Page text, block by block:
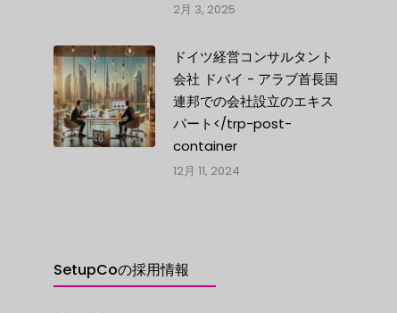
2月 3, 2025
ドイツ経営コンサルタント
会社 ドバイ - アラブ首長国
連邦での会社設立のエキス
パート</trp-post-
container
12月 11, 2024
SetupCoの採用情報